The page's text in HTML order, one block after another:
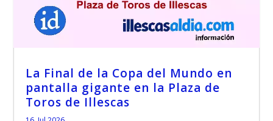
La Final de la Copa del Mundo en
pantalla gigante en la Plaza de
Toros de Illescas